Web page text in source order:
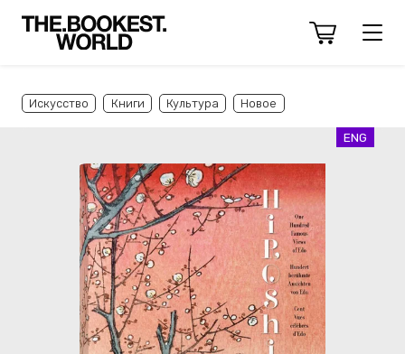
Искусство Книги Культура Новое
ENG